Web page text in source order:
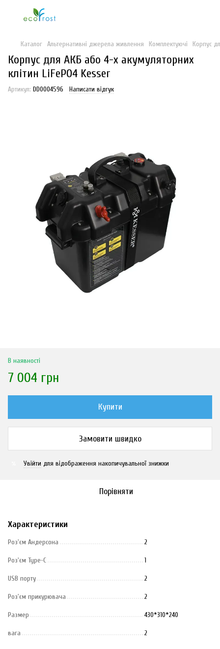
Каталог Альтернативні джерела живлення Комплектуючі Корпус
Корпус для АКБ або 4-х акумуляторних
клітин LiFePO4 Kesser
Артикул: DD0004596 Написати відгук
В наявності
7 004 грн
Купити
Замовити швидко
Увійти для відображення накопичувальної знижки
Порівняти
Характеристики
Роз'єм Андерсона 2
Роз'єм Type-C 1
USB порту 2
Роз'єм прикурювача 2
Размер 430*310*240
вага 2